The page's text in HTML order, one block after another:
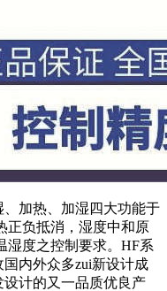
加热、加湿四大功能于
正负抵消，湿度中和原
湿度之控制要求。HF系
内外众多zui新设计成
计的又一品质优良产